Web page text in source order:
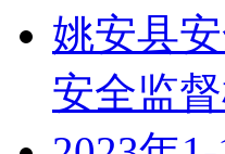
姚安县
安全监